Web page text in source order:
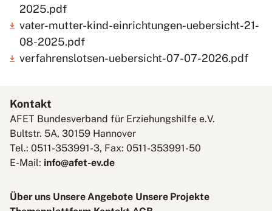
2025.pdf
vater-mutter-kind-einrichtungen-uebersicht-21-
08-2025.pdf
verfahrenslotsen-uebersicht-07-07-2026.pdf
Kontakt
AFET Bundesverband für Erziehungshilfe e.V.
Bultstr. 5A, 30159 Hannover
Tel.: 0511-353991-3, Fax: 0511-353991-50
E-Mail: info@afet-ev.de
Über uns Unsere Angebote Unsere Projekte